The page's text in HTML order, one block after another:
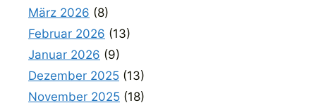
März 2026 (8)
Februar 2026 (13)
Januar 2026 (9)
Dezember 2025 (13)
November 2025 (18)